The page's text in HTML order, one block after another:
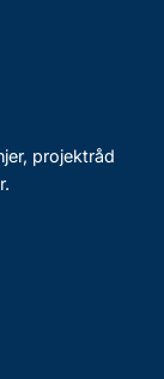
projektråd